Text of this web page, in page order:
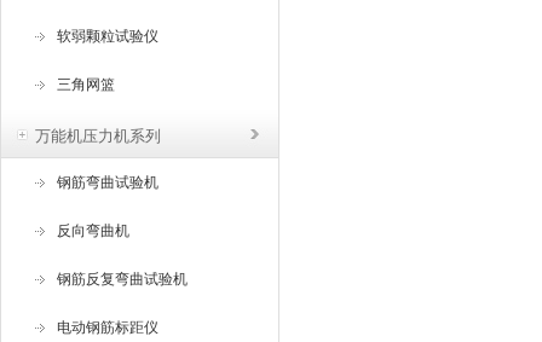
软弱颗粒试验仪
三角网篮
万能机压力机系列
钢筋弯曲试验机
反向弯曲机
钢筋反复弯曲试验机
电动钢筋标距仪